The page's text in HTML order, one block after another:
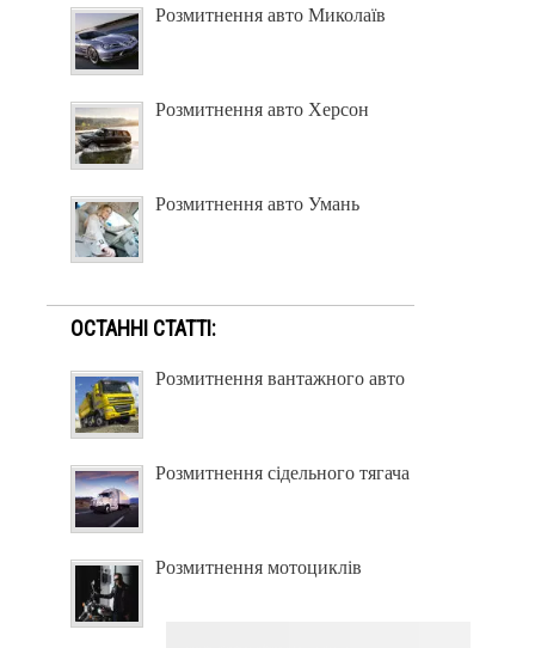
Розмитнення авто Миколаїв
Розмитнення авто Херсон
Розмитнення авто Умань
ОСТАННІ СТАТТІ:
Розмитнення вантажного авто
Розмитнення сідельного тягача
Розмитнення мотоциклів